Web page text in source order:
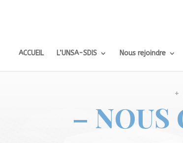
ACCUEIL L’UNSA-SDIS Nous rejoindre
+
– NOUS